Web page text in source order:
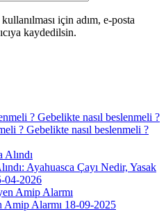
için adım, e-posta
kaydedilsin.
? Gebelikte nasıl beslenmeli ?
Ayahuasca Çayı Nedir, Yasak
04-2026
Amip Alarmı 18-09-2025